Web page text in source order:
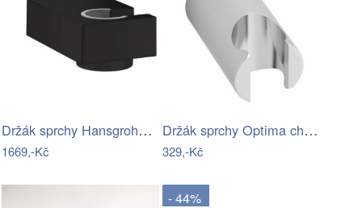
Držák sprchy Hansgrohe Porter E pevný…
1669,-Kč
Držák sprchy Optima chrom SIKOBSDPK41
329,-Kč
- 44%